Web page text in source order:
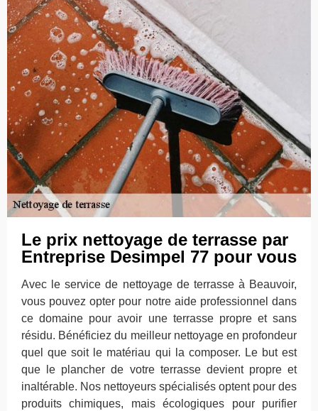
Le prix nettoyage de terrasse par
Entreprise Desimpel 77 pour vous
Avec le service de nettoyage de terrasse à Beauvoir,
vous pouvez opter pour notre aide professionnel dans
ce domaine pour avoir une terrasse propre et sans
résidu. Bénéficiez du meilleur nettoyage en profondeur
quel que soit le matériau qui la composer. Le but est
que le plancher de votre terrasse devient propre et
inaltérable. Nos nettoyeurs spécialisés optent pour des
produits chimiques, mais écologiques pour purifier